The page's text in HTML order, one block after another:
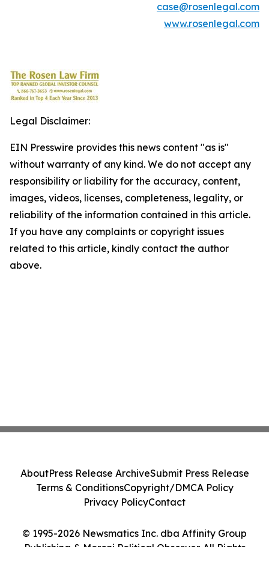
case@rosenlegal.com
www.rosenlegal.com
Legal Disclaimer:
EIN Presswire provides this news content "as is"
without warranty of any kind. We do not accept any
responsibility or liability for the accuracy, content,
images, videos, licenses, completeness, legality, or
reliability of the information contained in this article.
If you have any complaints or copyright issues
related to this article, kindly contact the author
above.
© 1995-2026 Newsmatics Inc. dba Affinity Group
Publishing & Moroni Political Observer. All Rights
AboutPress Release ArchiveSubmit Press Release
Terms & ConditionsCopyright/DMCA Policy
Privacy PolicyContact